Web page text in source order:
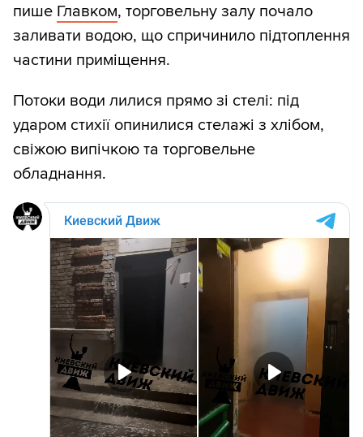
пише Главком, торговельну залу почало
заливати водою, що спричинило підтоплення
частини приміщення.
Потоки води лилися прямо зі стелі: під
ударом стихії опинилися стелажі з хлібом,
свіжою випічкою та торговельне
обладнання.